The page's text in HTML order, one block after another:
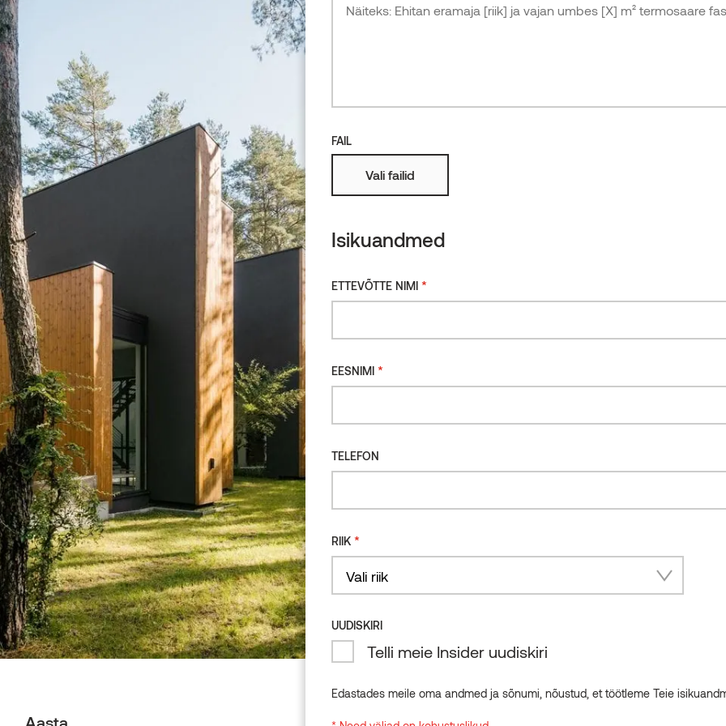
FAIL
Vali failid
Isikuandmed
ETTEVÕTTE NIMI *
EESNIMI *
TELEFON
RIIK *
UUDISKIRI
Telli meie Insider uudiskiri
Edastades meile oma andmed ja sõnumi, nõustud, et töötleme Teie